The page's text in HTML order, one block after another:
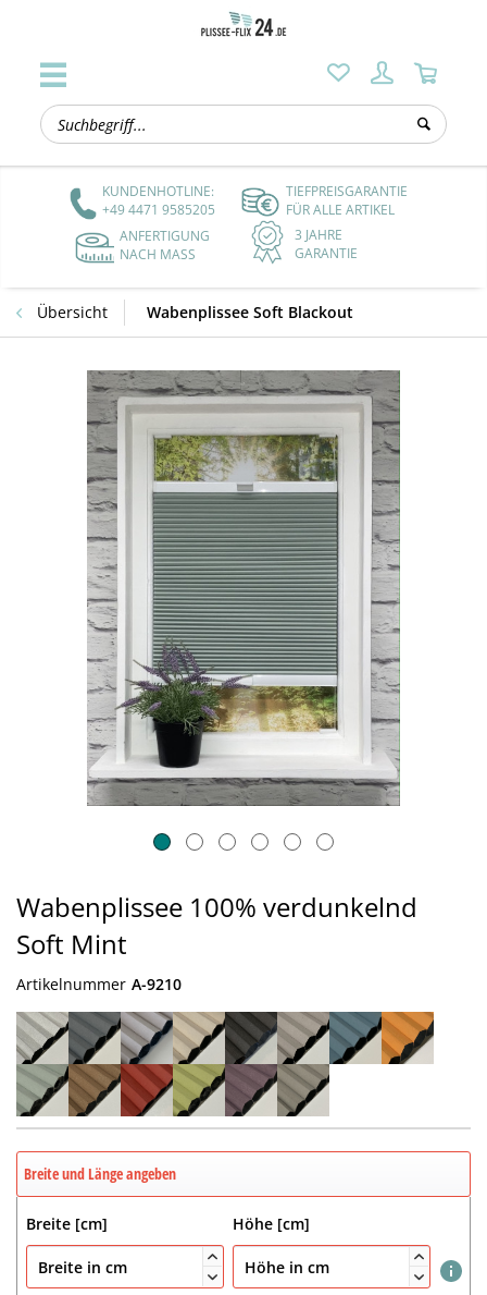
KUNDENHOTLINE:
+49 4471 9585205
TIEFPREISGARANTIE
FÜR ALLE ARTIKEL
ANFERTIGUNG
NACH MASS
3 JAHRE
GARANTIE
Übersicht Wabenplissee Soft Blackout
Wabenplissee 100% verdunkelnd
Soft Mint
Artikelnummer A-9210
Breite und Länge angeben
Breite [cm]


Höhe [cm]

